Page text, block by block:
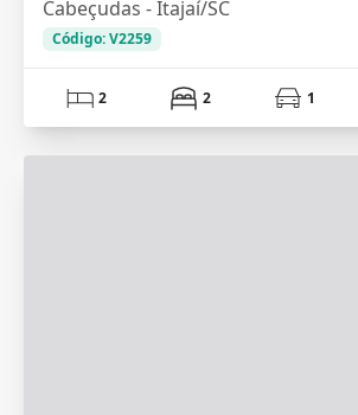
Cabeçudas - Itajaí/SC
Código: V2259
2 2 1